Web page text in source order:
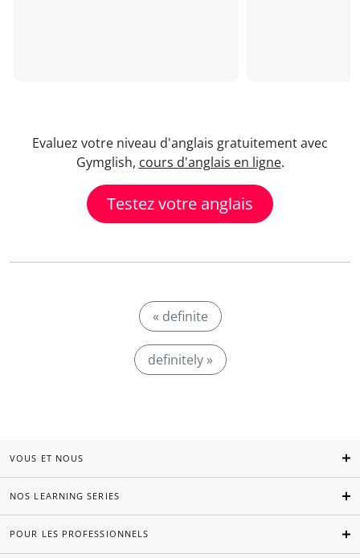
Evaluez votre niveau d'anglais gratuitement avec
Gymglish, cours d'anglais en ligne.
Testez votre anglais
« definite
definitely »
VOUS ET NOUS
NOS LEARNING SERIES
POUR LES PROFESSIONNELS